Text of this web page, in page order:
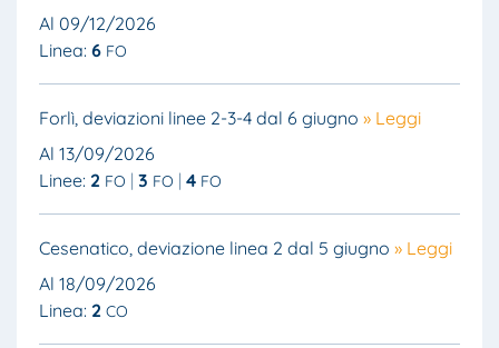
Al 09/12/2026
Linea: 6 FO
Forlì, deviazioni linee 2-3-4 dal 6 giugno » Leggi
Al 13/09/2026
Linee: 2 FO 3 FO 4 FO
Cesenatico, deviazione linea 2 dal 5 giugno » Leggi
Al 18/09/2026
Linea: 2 CO